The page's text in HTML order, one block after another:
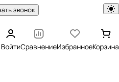
звонок
ВойтиСравнениеИзбранноеКорзина